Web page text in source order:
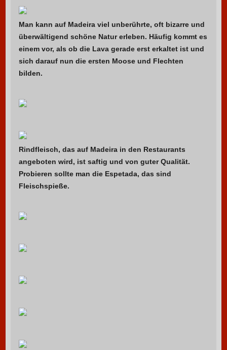
Man kann auf Madeira viel unberührte, oft bizarre und
überwältigend schöne Natur erleben. Häufig kommt es
einem vor, als ob die Lava gerade erst erkaltet ist und
sich darauf nun die ersten Moose und Flechten
bilden.
Rindfleisch, das auf Madeira in den Restaurants
angeboten wird, ist saftig und von guter Qualität.
Probieren sollte man die Espetada, das sind
Fleischspieße.